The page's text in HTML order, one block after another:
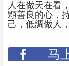
人在做天在看
顆善良的心，
己，低調做人
马